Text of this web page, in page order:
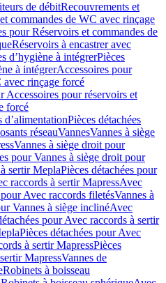
de débitRecouvrements et
commandes de WC avec rinçage
pour Réservoirs et commandes de
Réservoirs à encastrer avec
d’hygiène à intégrerPièces
à intégrerAccessoires pour
avec rinçage forcé
Accessoires pour réservoirs et
forcé
d’alimentationPièces détachées
réseauVannesVannes à siège
Vannes à siège droit pour
pour Vannes à siège droit pour
sertir MeplaPièces détachées pour
raccords à sertir MapressAvec
Avec raccords filetésVannes à
Vannes à siège inclinéAvec
pour Avec raccords à sertir
Pièces détachées pour Avec
à sertir MapressPièces
MapressVannes de
Robinets à boisseau